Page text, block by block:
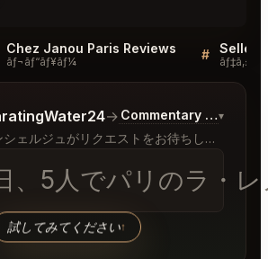
Chez Janou Paris Reviews
ãƒ¬ãƒ“ãƒ¥ãƒ¼ #
→ Commentary on Latest
▾
コンシェルジュがリクエストをお待ちしています
、5人でパリのラ・
試してみてください↑
もう少し詳しく教えてください。